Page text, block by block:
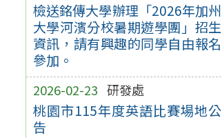
檢送銘傳大學辦理「2026年加州
大學河濱分校暑期遊學團」招生
資訊，請有興趣的同學自由報名
參加。
2026-02-23 研發處
桃園市115年度英語比賽場地公
告